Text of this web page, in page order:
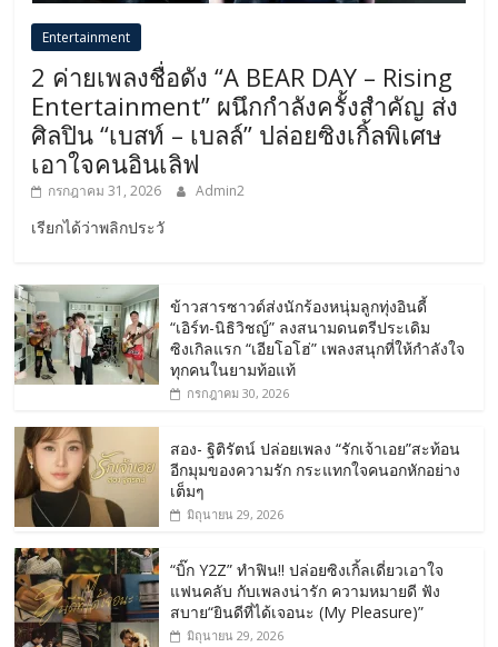
Entertainment
2 ค่ายเพลงชื่อดัง “A BEAR DAY – Rising
Entertainment” ผนึกกำลังครั้งสำคัญ ส่ง
ศิลปิน “เบสท์ – เบลล์” ปล่อยซิงเกิ้ลพิเศษ
เอาใจคนอินเลิฟ
กรกฎาคม 31, 2026 Admin2
เรียกได้ว่าพลิกประวั
ข้าวสารซาวด์ส่งนักร้องหนุ่มลูกทุ่งอินดี้
“เอิร์ท-นิธิวิชญ์” ลงสนามดนตรีประเดิม
ซิงเกิลแรก “เอียโอโฮ่” เพลงสนุกที่ให้กำลังใจ
ทุกคนในยามท้อแท้
กรกฎาคม 30, 2026
สอง- ฐิติรัตน์ ปล่อยเพลง “รักเจ้าเอย”สะท้อน
อีกมุมของความรัก กระแทกใจคนอกหักอย่าง
เต็มๆ
มิถุนายน 29, 2026
“บิ๊ก Y2Z” ทำฟิน!! ปล่อยซิงเกิ้ลเดี่ยวเอาใจ
แฟนคลับ กับเพลงน่ารัก ความหมายดี ฟัง
สบาย“ยินดีที่ได้เจอนะ (My Pleasure)”
มิถุนายน 29, 2026